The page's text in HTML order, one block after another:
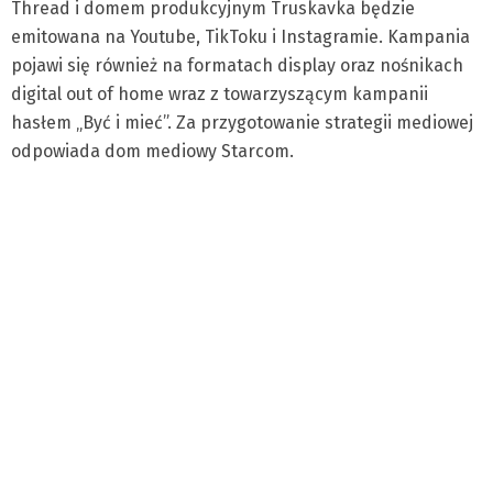
Thread i domem produkcyjnym Truskavka będzie
emitowana na Youtube, TikToku i Instagramie. Kampania
pojawi się również na formatach display oraz nośnikach
digital out of home wraz z towarzyszącym kampanii
hasłem „Być i mieć”. Za przygotowanie strategii mediowej
odpowiada dom mediowy Starcom.